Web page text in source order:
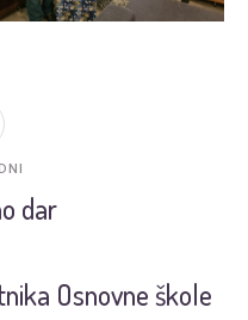
dar
Osnovne škole